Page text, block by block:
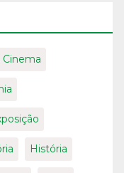
Cinema
História